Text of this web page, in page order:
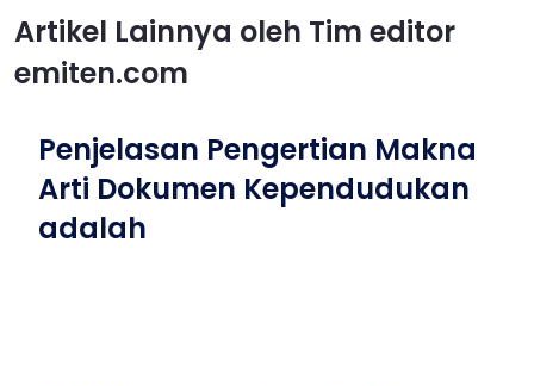
Artikel Lainnya oleh Tim editor
emiten.com
Penjelasan Pengertian Makna
Arti Dokumen Kependudukan
adalah